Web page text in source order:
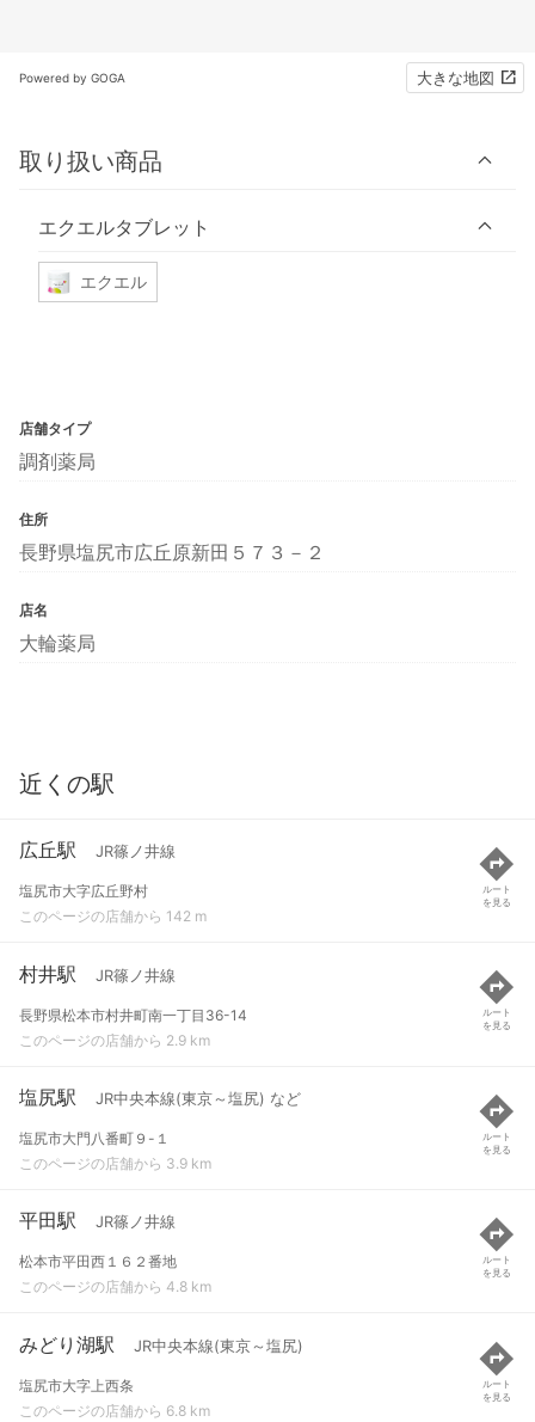
Powered by GOGA 大きな地図
取り扱い商品
エクエルタブレット
エクエル
店舗タイプ
調剤薬局
住所
長野県塩尻市広丘原新田５７３－２
店名
大輪薬局
近くの駅
広丘駅 JR篠ノ井線
塩尻市大字広丘野村
このページの店舗から 142 m
ルート
を見る
村井駅 JR篠ノ井線
長野県松本市村井町南一丁目36-14
このページの店舗から 2.9 km
ルート
を見る
塩尻駅 JR中央本線(東京～塩尻) など
塩尻市大門八番町９-１
このページの店舗から 3.9 km
ルート
を見る
平田駅 JR篠ノ井線
松本市平田西１６２番地
このページの店舗から 4.8 km
ルート
を見る
みどり湖駅 JR中央本線(東京～塩尻)
塩尻市大字上西条
このページの店舗から 6.8 km
ルート
を見る